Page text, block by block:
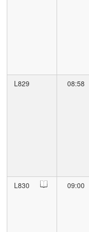
L829 08:58
L830 09:00